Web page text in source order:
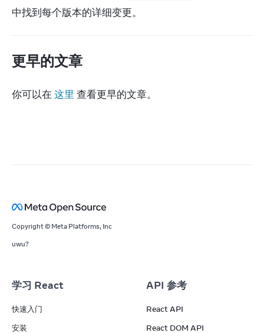
中找到每个版本的详细变更。
更早的文章
你可以在 这里 查看更早的文章。
Copyright © Meta Platforms, Inc
uwu?
学习 React
快速入门
安装
API 参考
React API
React DOM API